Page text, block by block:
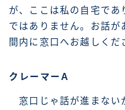
が、ここは私の自宅であ
ではありません。お話
間内に窓口へお越しくだ
クレーマーA
窓口じゃ話が進まない